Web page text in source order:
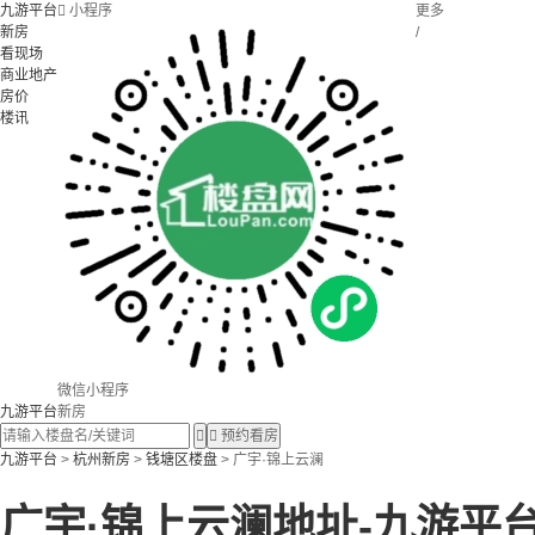
九游平台
新房
看现场
商业地产
房价
楼讯
 小程序
微信小程序
更多
/
九游平台新房
  预约看房
九游平台 > 杭州新房 > 钱塘区楼盘 > 广宇·锦上云澜